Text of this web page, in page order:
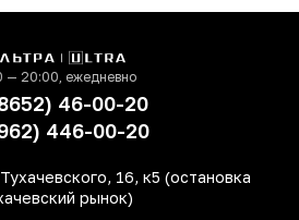
— 20:00, ежедневно
46-00-20
446-00-20
16, к5 (остановка
рынок)